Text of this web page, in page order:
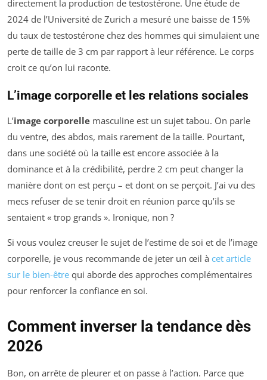
directement la production de testostérone. Une étude de
2024 de l’Université de Zurich a mesuré une baisse de 15%
du taux de testostérone chez des hommes qui simulaient une
perte de taille de 3 cm par rapport à leur référence. Le corps
croit ce qu’on lui raconte.
L’image corporelle et les relations sociales
L’image corporelle masculine est un sujet tabou. On parle
du ventre, des abdos, mais rarement de la taille. Pourtant,
dans une société où la taille est encore associée à la
dominance et à la crédibilité, perdre 2 cm peut changer la
manière dont on est perçu – et dont on se perçoit. J’ai vu des
mecs refuser de se tenir droit en réunion parce qu’ils se
sentaient « trop grands ». Ironique, non ?
Si vous voulez creuser le sujet de l’estime de soi et de l’image
corporelle, je vous recommande de jeter un œil à cet article
sur le bien-être qui aborde des approches complémentaires
pour renforcer la confiance en soi.
Comment inverser la tendance dès
2026
Bon, on arrête de pleurer et on passe à l’action. Parce que